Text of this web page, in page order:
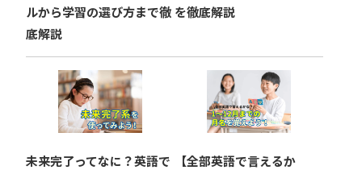
ルから学習の選び方まで徹
底解説
を徹底解説
未来完了ってなに？英語で
【全部英語で言えるか